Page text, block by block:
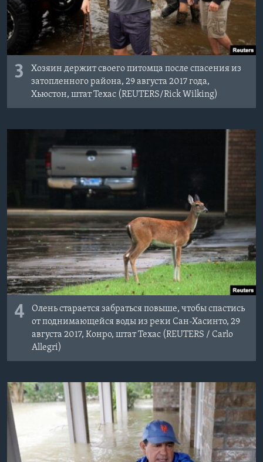
3
Хозяин держит своего питомца после спасения из
затопленного района, 29 августа 2017 года,
Хьюстон, штат Техас (REUTERS/Rick Wilking)
4
Олень старается забраться повыше, чтобы спастись
от поднимающейся воды из реки Сан-Хасинто, 29
августа 2017, Конро, штат Техас (REUTERS / Carlo
Allegri)